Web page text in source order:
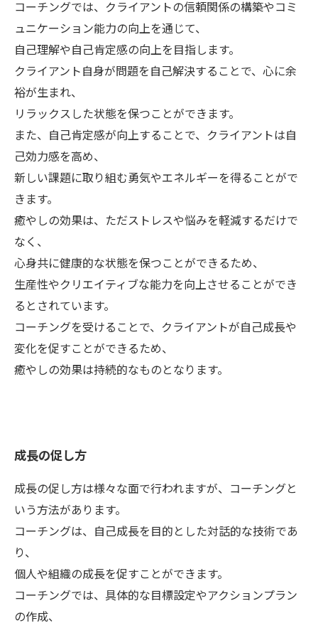
コーチングでは、クライアントの信頼関係の構築やコミ
ュニケーション能力の向上を通じて、
自己理解や自己肯定感の向上を目指します。
クライアント自身が問題を自己解決することで、心に余
裕が生まれ、
リラックスした状態を保つことができます。
また、自己肯定感が向上することで、クライアントは自
己効力感を高め、
新しい課題に取り組む勇気やエネルギーを得ることがで
きます。
癒やしの効果は、ただストレスや悩みを軽減するだけで
なく、
心身共に健康的な状態を保つことができるため、
生産性やクリエイティブな能力を向上させることができ
るとされています。
コーチングを受けることで、クライアントが自己成長や
変化を促すことができるため、
癒やしの効果は持続的なものとなります。
成長の促し方
成長の促し方は様々な面で行われますが、コーチングと
いう方法があります。
コーチングは、自己成長を目的とした対話的な技術であ
り、
個人や組織の成長を促すことができます。
コーチングでは、具体的な目標設定やアクションプラン
の作成、